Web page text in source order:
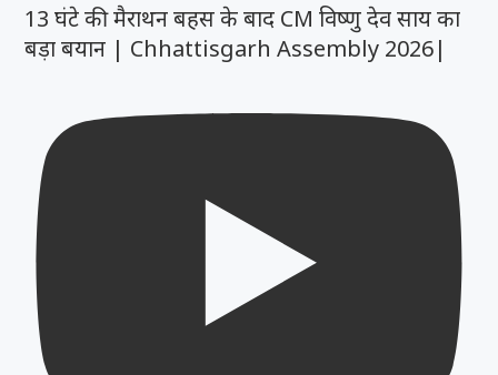
13 घंटे की मैराथन बहस के बाद CM विष्णु देव साय का
बड़ा बयान | Chhattisgarh Assembly 2026|